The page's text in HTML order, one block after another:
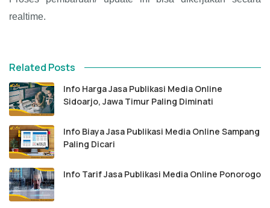
realtime.
Related Posts
Info Harga Jasa Publikasi Media Online
Sidoarjo, Jawa Timur Paling Diminati
Info Biaya Jasa Publikasi Media Online Sampang
Paling Dicari
Info Tarif Jasa Publikasi Media Online Ponorogo